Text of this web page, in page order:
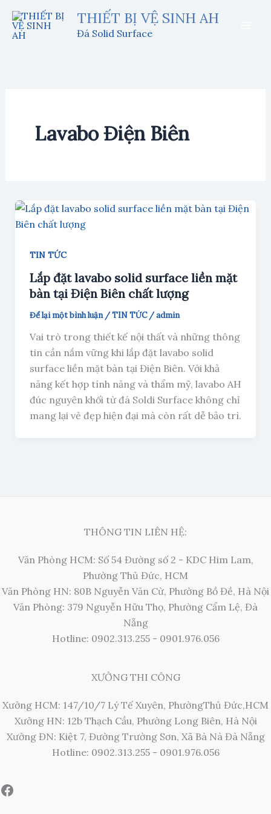
nội
THIẾT BỊ VỆ SINH AH
Đá Solid Surface
Lavabo Điện Biên
TIN TỨC
Lắp đặt lavabo solid surface liền mặt
bàn tại Điện Biên chất lượng
Để lại một bình luận /TIN TỨC/admin
Vai trò trong thiết kế nội thất và những thông
tin cần nắm vững khi lắp đặt lavabo solid
surface liền mặt bàn tại Điện Biên. Với khả
năng kết hợp tính năng và thẩm mỹ, lavabo AH
đúc nguyên khối từ đá Soldi Surface không chỉ
mang lại vẻ đẹp hiện đại mà còn rất dễ bảo trì.
THÔNG TIN LIÊN HỆ:
Văn Phòng HCM: Số 54 Đường số 2 - KDC Him Lam,
Phường Thủ Đức, HCM
Văn Phòng HN: 80B Nguyễn Văn Cừ, Phường Bồ Đề, Hà Nội
Văn Phòng: 379 Nguyễn Hữu Thọ, Phường Cẩm Lệ, Đà
Nẵng
Hotline: 0902.313.255 - 0901.976.056
XƯỞNG THI CÔNG
Xưởng HCM: 147/10/7 Lý Tế Xuyên, PhườngThủ Đức,HCM
Xưởng HN: 12b Thạch Cầu, Phường Long Biên, Hà Nội
Xưởng ĐN: Kiệt 7, Đường Trường Sơn, Xã Bà Nà Đà Nẵng
Hotline: 0902.313.255 - 0901.976.056